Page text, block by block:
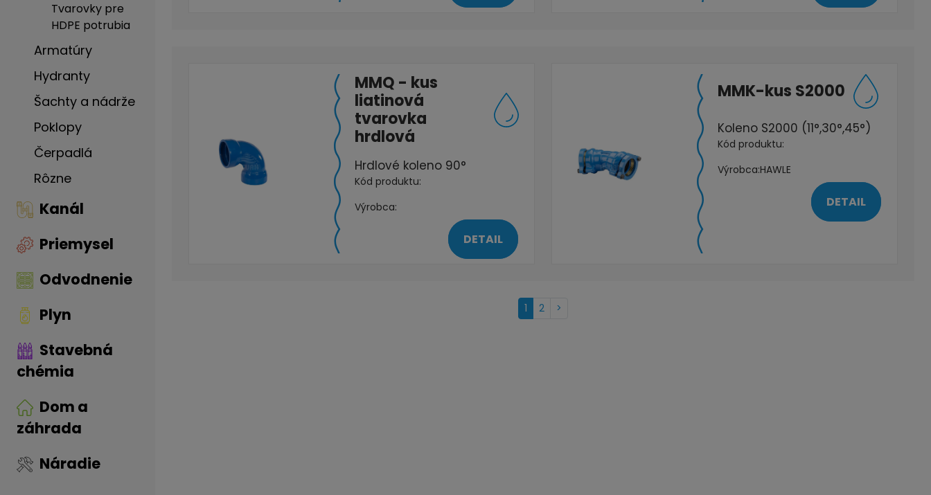
Tvarovky pre
HDPE potrubia
Armatúry
Hydranty
Šachty a nádrže
Poklopy
Čerpadlá
Rôzne
Kanál
Priemysel
Odvodnenie
Plyn
Stavebná
chémia
Dom a
záhrada
Náradie
MMQ - kus
liatinová
tvarovka
hrdlová
Hrdlové koleno 90°
Kód produktu:
Výrobca:
DETAIL
MMK-kus S2000
Koleno S2000 (11°,30°,45°)
Kód produktu:
Výrobca:HAWLE
DETAIL
1 2 >